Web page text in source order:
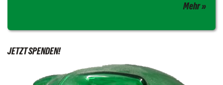
Mehr
JETZT SPENDEN!